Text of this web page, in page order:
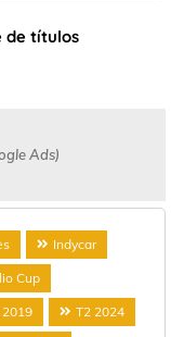
de títulos
Ads)
Indycar
Cup
2019 T2 2024